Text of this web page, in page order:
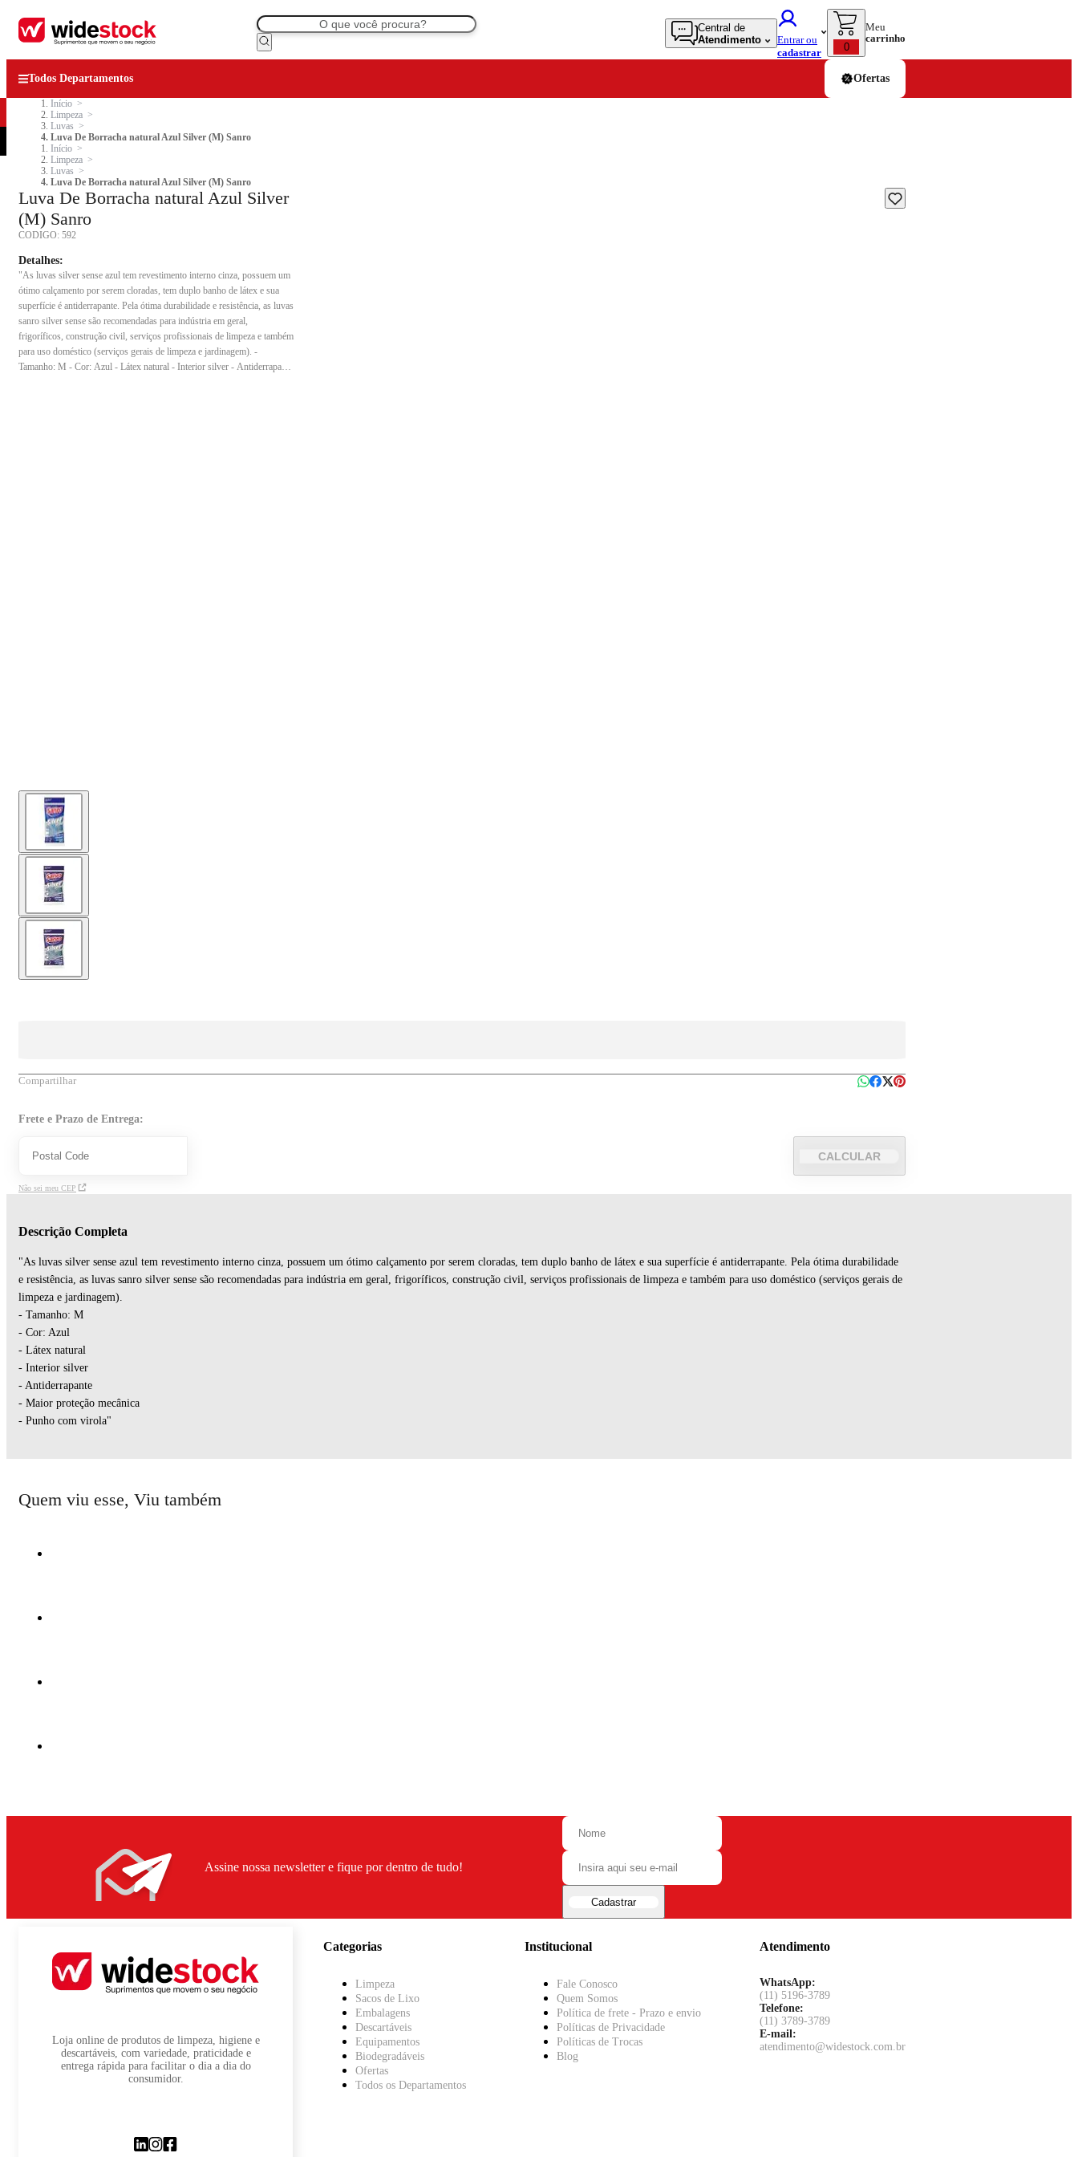
Central de
Atendimento
Entrar ou
cadastrar
0
Meu
carrinho
Todos Departamentos Ofertas
Início
Limpeza
Luvas
Luva De Borracha natural Azul Silver (M) Sanro
Início
Limpeza
Luvas
Luva De Borracha natural Azul Silver (M) Sanro
Luva De Borracha natural Azul Silver
(M) Sanro
CODIGO: 592
Detalhes:
"As luvas silver sense azul tem revestimento interno cinza, possuem um
ótimo calçamento por serem cloradas, tem duplo banho de látex e sua
superfície é antiderrapante. Pela ótima durabilidade e resistência, as luvas
sanro silver sense são recomendadas para indústria em geral,
frigoríficos, construção civil, serviços profissionais de limpeza e também
para uso doméstico (serviços gerais de limpeza e jardinagem). -
Tamanho: M - Cor: Azul - Látex natural - Interior silver - Antiderrapante
Compartilhar
Frete e Prazo de Entrega:
CALCULAR
Não sei meu CEP
Descrição Completa
"As luvas silver sense azul tem revestimento interno cinza, possuem um ótimo calçamento por serem cloradas, tem duplo banho de látex e sua superfície é antiderrapante. Pela ótima durabilidade
e resistência, as luvas sanro silver sense são recomendadas para indústria em geral, frigoríficos, construção civil, serviços profissionais de limpeza e também para uso doméstico (serviços gerais de
limpeza e jardinagem).
- Tamanho: M
- Cor: Azul
- Látex natural
- Interior silver
- Antiderrapante
- Maior proteção mecânica
- Punho com virola"
Quem viu esse, Viu também
Assine nossa newsletter e fique por dentro de tudo!
Cadastrar
Loja online de produtos de limpeza, higiene e
descartáveis, com variedade, praticidade e
entrega rápida para facilitar o dia a dia do
consumidor.
Categorias
Limpeza
Sacos de Lixo
Embalagens
Descartáveis
Equipamentos
Biodegradáveis
Ofertas
Todos os Departamentos
Institucional
Fale Conosco
Quem Somos
Política de frete - Prazo e envio
Políticas de Privacidade
Políticas de Trocas
Blog
Atendimento
WhatsApp:
(11) 5196-3789
Telefone:
(11) 3789-3789
E-mail:
atendimento@widestock.com.br